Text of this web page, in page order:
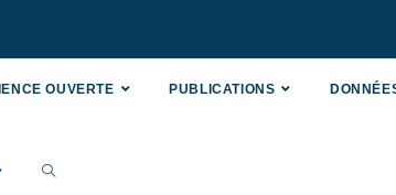
OUVERTE PUBLICATIONS